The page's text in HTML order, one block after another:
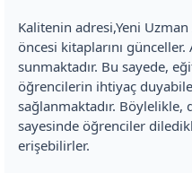
Kalitenin adresi,Yeni
öncesi kitaplarını
sunmaktadır. Bu sayede,
öğrencilerin ihtiyaç
sağlanmaktadır.
sayesinde öğrenciler
erişebilirler.